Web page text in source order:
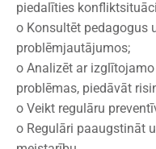
piedalīties
o Konsultēt pedagogus
problēmjautājumos;
o Analizēt ar
problēmas, piedāvāt
o Veikt regulāru
o Regulāri paaugstināt